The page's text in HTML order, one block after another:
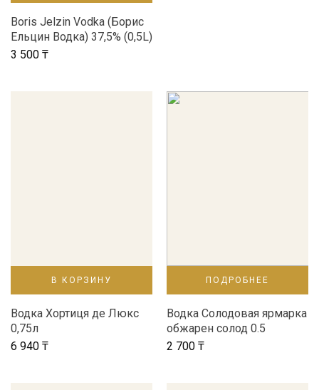
Boris Jelzin Vodka (Борис
Ельцин Водка) 37,5% (0,5L)
3 500 ₸
В КОРЗИНУ
Водка Хортиця де Люкс
0,75л
6 940 ₸
ПОДРОБНЕЕ
Водка Солодовая ярмарка
обжарен солод 0.5
2 700 ₸